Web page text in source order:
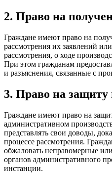
2. Право на
Граждане имеют право на
рассмотрения их заявлений
рассмотрения, о ходе
При этом гражданам
и разъяснения, связанные с
3. Право на защиту
Граждане имеют право на
административном
представлять свои доводы,
процессе рассмотрения.
обжаловать неправомерные
органов административного
инстанции.